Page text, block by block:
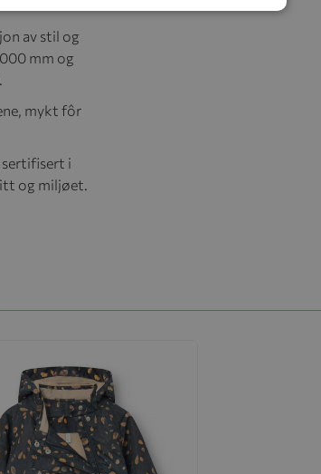
av stil og
mm og
mykt fôr
sertifisert i
og miljøet.